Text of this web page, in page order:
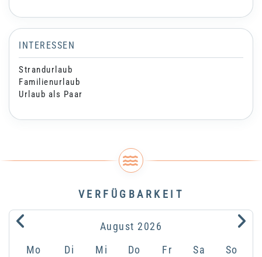
INTERESSEN
Strandurlaub
Familienurlaub
Urlaub als Paar
VERFÜGBARKEIT
. August2026
Mo
Di Mi Do Fr Sa
So
.